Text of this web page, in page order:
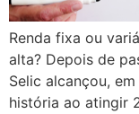
Renda fixa ou
alta? Depois de
Selic alcançou,
história ao atingir